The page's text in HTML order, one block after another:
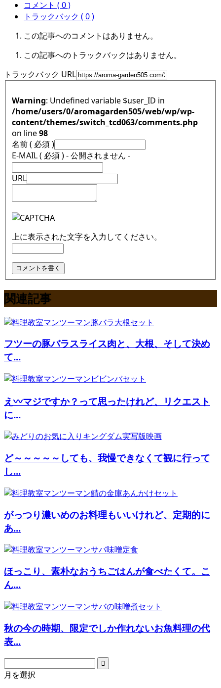
コメント ( 0 )
トラックバック ( 0 )
この記事へのコメントはありません。
この記事へのトラックバックはありません。
トラックバック URL
Warning : Undefined variable $user_ID in
/home/users/0/aromagarden505/web/wp/wp-
content/themes/switch_tcd063/comments.php
on line98
名前 ( 必須 )
E-MAIL ( 必須 ) - 公開されません -
URL
上に表示された文字を入力してください。
関連記事
フツーの豚バラスライス肉と、大根、そして決め
て...
え〰マジですか？って思ったけれど、リクエスト
に...
ど～～～～～しても、我慢できなくて観に行って
し...
がっつり濃いめのお料理もいいけれど、定期的に
あ...
ほっこり、素朴なおうちごはんが食べたくて。こ
ん...
秋の今の時期、限定でしか作れないお魚料理の代
表...
月を選択